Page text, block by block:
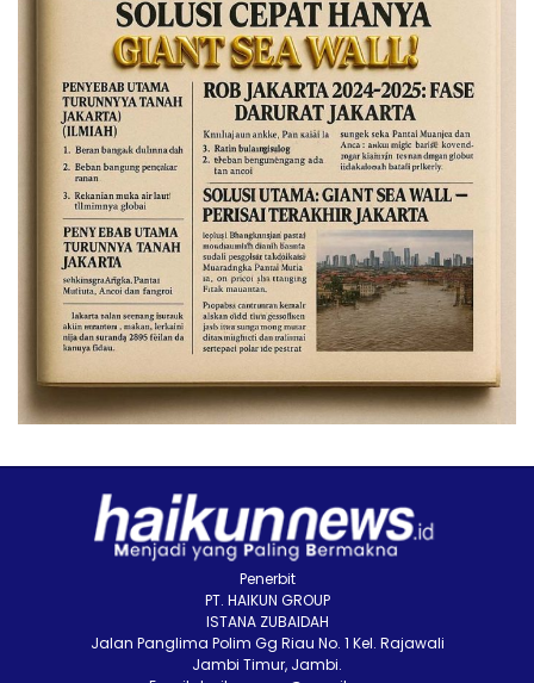
Penerbit
PT. HAIKUN GROUP
ISTANA ZUBAIDAH
Jalan Panglima Polim Gg Riau No. 1 Kel. Rajawali
Jambi Timur, Jambi.